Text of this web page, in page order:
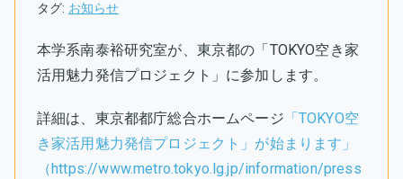
タグ: お知らせ
本学系南泰裕研究室が、東京都の「TOKYO空き家
活用魅力発信プロジェクト」に参加します。
詳細は、東京都都庁総合ホームページ 「TOKYO空
き家活用魅力発信プロジェクト」が始まります」
（https://www.metro.tokyo.lg.jp/information/press